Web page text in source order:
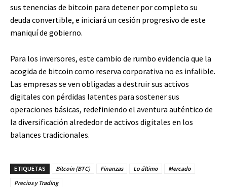
sus tenencias de bitcoin para detener por completo su
deuda convertible, e iniciará un cesión progresivo de este
maniquí de gobierno.
Para los inversores, este cambio de rumbo evidencia que la
acogida de bitcoin como reserva corporativa no es infalible.
Las empresas se ven obligadas a destruir sus activos
digitales con pérdidas latentes para sostener sus
operaciones básicas, redefiniendo el aventura auténtico de
la diversificación alrededor de activos digitales en los
balances tradicionales.
ETIQUETAS Bitcoin (BTC) Finanzas Lo último
Mercado
Precios y Trading